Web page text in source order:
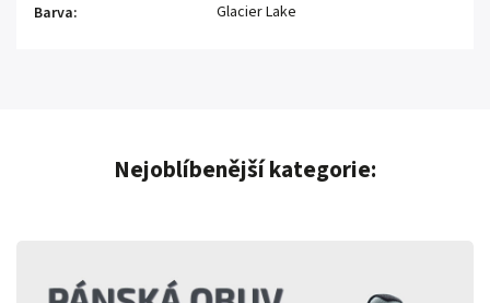
Barva: Glacier Lake
Nejoblíbenější kategorie: